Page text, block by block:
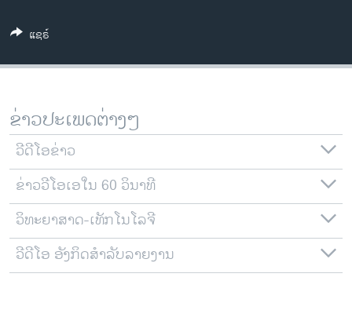
ທຸລະກິດ
ພາສາອັງກິດ
ສຽງ
ລາຍການກະຈາຍສຽງ
ລາຍງານ
ຕິດຕາມພວກເຮົາ ທີ່
ພາສາຕ່າງໆ
ແຊຣ໌
ຂ່າວປະເພດຕ່າງໆ
ວີດີໂອຂ່າວ
ຂ່າວວີໂອເອໃນ 60 ວິນາທີ
ວິທະຍາສາດ-ເທັກໂນໂລຈີ
ວີດີໂອ ອັງກິດສຳລັບລາຍງານ